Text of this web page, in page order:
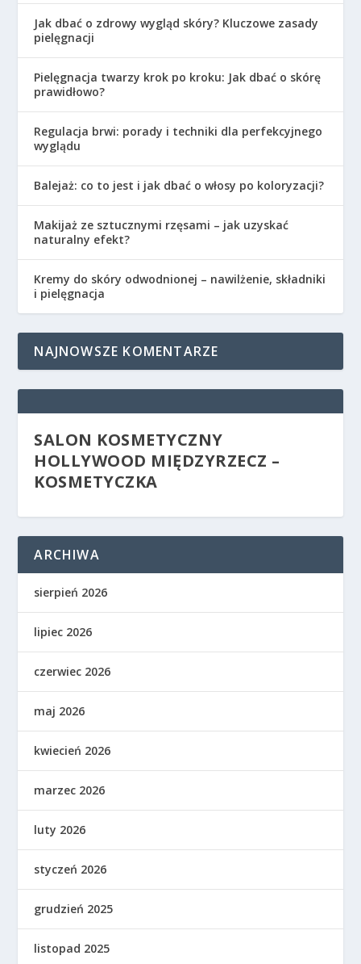
Jak dbać o zdrowy wygląd skóry? Kluczowe zasady
pielęgnacji
Pielęgnacja twarzy krok po kroku: Jak dbać o skórę
prawidłowo?
Regulacja brwi: porady i techniki dla perfekcyjnego
wyglądu
Balejaż: co to jest i jak dbać o włosy po koloryzacji?
Makijaż ze sztucznymi rzęsami – jak uzyskać
naturalny efekt?
Kremy do skóry odwodnionej – nawilżenie, składniki
i pielęgnacja
NAJNOWSZE KOMENTARZE
SALON KOSMETYCZNY
HOLLYWOOD MIĘDZYRZECZ –
KOSMETYCZKA
ARCHIWA
sierpień 2026
lipiec 2026
czerwiec 2026
maj 2026
kwiecień 2026
marzec 2026
luty 2026
styczeń 2026
grudzień 2025
listopad 2025